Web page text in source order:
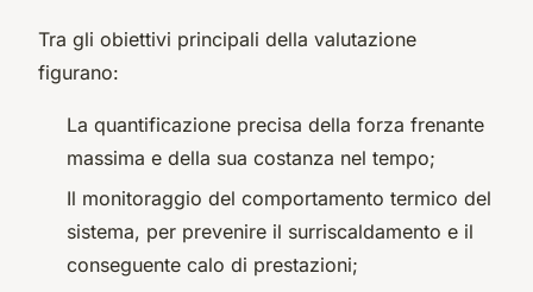
Tra gli obiettivi principali della valutazione
figurano:
La quantificazione precisa della forza frenante
massima e della sua costanza nel tempo;
Il monitoraggio del comportamento termico del
sistema, per prevenire il surriscaldamento e il
conseguente calo di prestazioni;